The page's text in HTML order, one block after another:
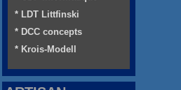
* LDT Littfinski
* DCC concepts
* Krois-Modell